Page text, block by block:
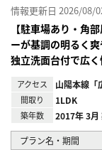
情報更新日 2026/08/
【駐車場あり・角
ーが基調の明るく
独立洗面台付で広く
アクセス 山陽本線「
間取り 1LDK
築年数 2017年 3月
プラン名・期間